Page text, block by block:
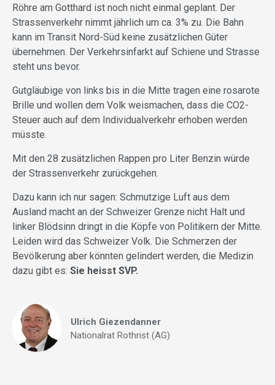
Röhre am Gotthard ist noch nicht einmal geplant. Der
Strassenverkehr nimmt jährlich um ca. 3% zu. Die Bahn
kann im Transit Nord-Süd keine zusätzlichen Güter
übernehmen. Der Verkehrsinfarkt auf Schiene und Strasse
steht uns bevor.
Gutgläubige von links bis in die Mitte tragen eine rosarote
Brille und wollen dem Volk weismachen, dass die CO2-
Steuer auch auf dem Individualverkehr erhoben werden
müsste.
Mit den 28 zusätzlichen Rappen pro Liter Benzin würde
der Strassenverkehr zurückgehen.
Dazu kann ich nur sagen: Schmutzige Luft aus dem
Ausland macht an der Schweizer Grenze nicht Halt und
linker Blödsinn dringt in die Köpfe von Politikern der Mitte.
Leiden wird das Schweizer Volk. Die Schmerzen der
Bevölkerung aber könnten gelindert werden, die Medizin
dazu gibt es: Sie heisst SVP.
Ulrich Giezendanner
Nationalrat Rothrist (AG)